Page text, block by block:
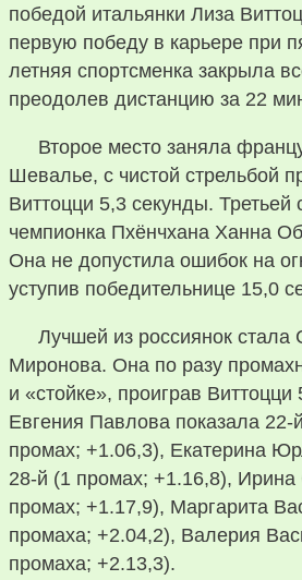
победой итальянки Лиза
первую победу в карьере при
летняя спортсменка закрыла
преодолев дистанцию за 22
Второе место заняла
Шевалье, с чистой стрельбой
Виттоцци 5,3 секунды. Третьей
чемпионка Пхёнчхана Ханна
Она не допустила ошибок на
уступив победительнице 15,0
Лучшей из россиянок стала
Миронова. Она по разу
и «стойке», проиграв Виттоцци
Евгения Павлова показала 22-
промах; +1.06,3), Екатерина
28-й (1 промах; +1.16,8),
промах; +1.17,9), Маргарита
промаха; +2.04,2), Валерия
промаха; +2.13,3).